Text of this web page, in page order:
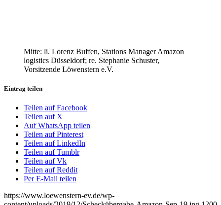
Mitte: li. Lorenz Buffen, Stations Manager Amazon
logistics Düsseldorf; re. Stephanie Schuster,
Vorsitzende Löwenstern e.V.
Eintrag teilen
Teilen auf Facebook
Teilen auf X
Auf WhatsApp teilen
Teilen auf Pinterest
Teilen auf LinkedIn
Teilen auf Tumblr
Teilen auf Vk
Teilen auf Reddit
Per E-Mail teilen
https://www.loewenstern-ev.de/wp-